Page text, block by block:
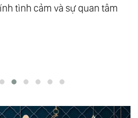
tình cảm và sự quan tâm